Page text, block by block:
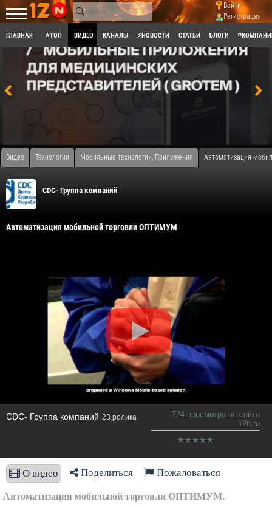
Войти
Регистрация
ГЛАВНАЯ ⭐ТОП ВИДЕО КАНАЛЫ ⚡НОВОСТИ СТАТЬИ БЛОГИ
Видео Технологии Мобильные технологии, Приложения Автоматизация
CDC- Группа компаний
Автоматизация мобильной торговли ОПТИМУМ
CDC- Группа компаний 23 ролика
724 просмотра на сайте
12n.ru
О видео Поделиться Пожаловаться
Автоматизация мобильной торговли ОПТИМУМ.